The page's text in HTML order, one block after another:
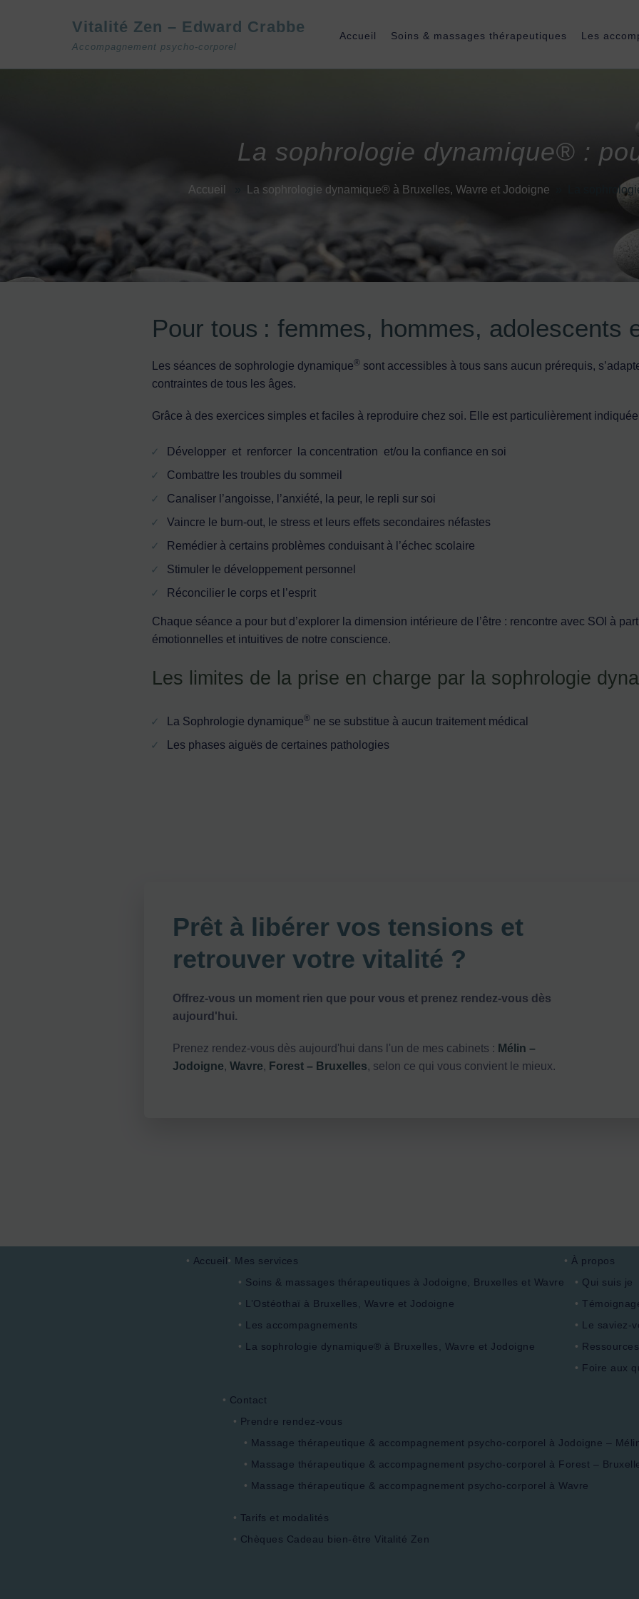
Vitalité Zen – Edward Crabbe
Accompagnement psycho-corporel
Accueil Soins & massages thérapeutiques Les
La sophrologie dynamique® :
Accueil La sophrologie dynamique® à Bruxelles, Wavre et Jodoigne La
Pour tous : femmes, hommes, adolescents
Les séances de sophrologie dynamique® sont accessibles à tous sans aucun prérequis,
contraintes de tous les âges.
Grâce à des exercices simples et faciles à reproduire chez soi. Elle est particulièrement
Développer et renforcer la concentration et/ou la confiance en soi
Combattre les troubles du sommeil
Canaliser l’angoisse, l’anxiété, la peur, le repli sur soi
Vaincre le burn-out, le stress et leurs effets secondaires néfastes
Remédier à certains problèmes conduisant à l’échec scolaire
Stimuler le développement personnel
Réconcilier le corps et l’esprit
Chaque séance a pour but d’explorer la dimension intérieure de l’être : rencontre avec SOI à
émotionnelles et intuitives de notre conscience.
Les limites de la prise en charge par la sophrologie
La Sophrologie dynamique®ne se substitue à aucun traitement médical
Les phases aiguës de certaines pathologies
Prêt à libérer vos tensions et
retrouver votre vitalité ?
Offrez-vous un moment rien que pour vous et prenez rendez-vous dès
aujourd'hui.
Prenez rendez-vous dès aujourd'hui dans l'un de mes cabinets : Mélin –
Jodoigne, Wavre, Forest – Bruxelles, selon ce qui vous convient le mieux.
Accueil
Mes services
Soins & massages thérapeutiques à Jodoigne, Bruxelles et Wavre
L’Ostéothaï à Bruxelles, Wavre et Jodoigne
Les accompagnements
La sophrologie dynamique® à Bruxelles, Wavre et Jodoigne
À propos
Qui suis je
Le saviez-
Foire aux
Contact
Prendre rendez-vous
Massage thérapeutique & accompagnement psycho-corporel à Jodoigne –
Massage thérapeutique & accompagnement psycho-corporel à Forest –
Massage thérapeutique & accompagnement psycho-corporel à Wavre
Tarifs et modalités
Chèques Cadeau bien-être Vitalité Zen